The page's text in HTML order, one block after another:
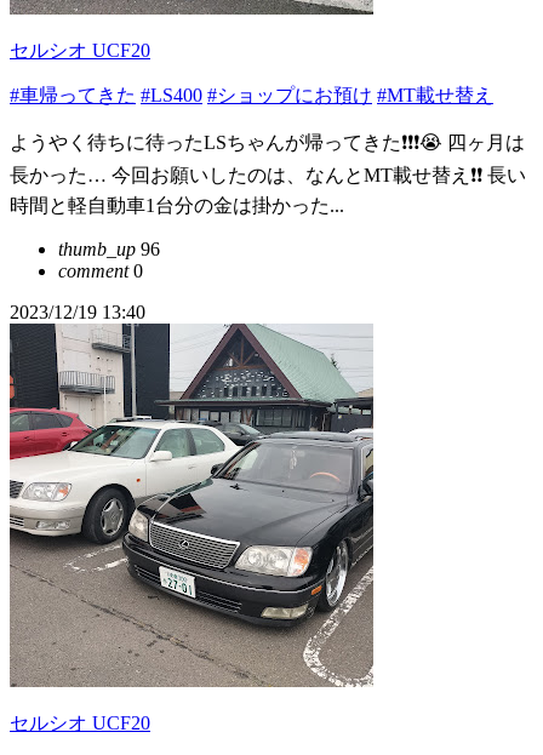
セルシオ UCF20
#車帰ってきた #LS400 #ショップにお預け #MT載せ替え
ようやく待ちに待ったLSちゃんが帰ってきた❗❗❗😭 四ヶ月は
長かった… 今回お願いしたのは、なんとMT載せ替え❗❗ 長い
時間と軽自動車1台分の金は掛かった...
thumb_up 96
comment0
2023/12/19 13:40
セルシオ UCF20